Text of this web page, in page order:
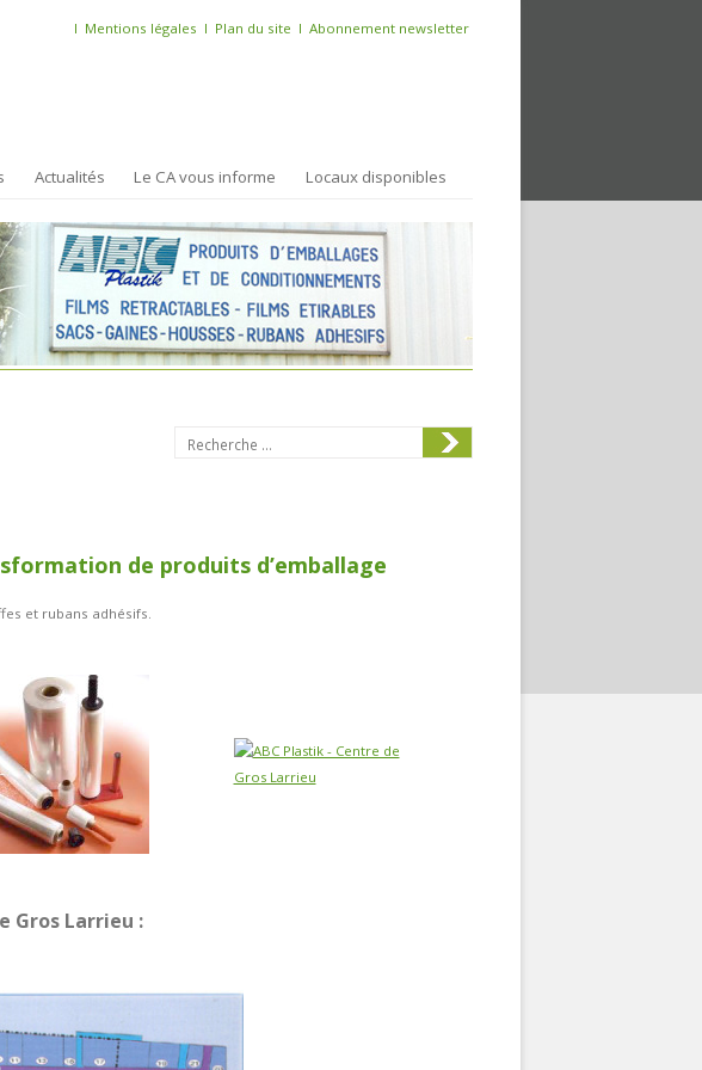
l Mentions légales l Plan du site l Abonnement newsletter
Actualités Le CA vous informe Locaux disponibles
Search
de produits d’emballage
et rubans adhésifs.
Gros Larrieu :